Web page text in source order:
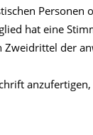
Personen
hat eine
der